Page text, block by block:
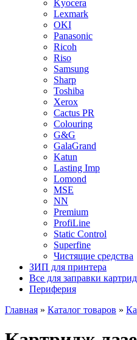
Kyocera
Lexmark
OKI
Panasonic
Ricoh
Riso
Samsung
Sharp
Toshiba
Xerox
Cactus PR
Colouring
G&G
GalaGrand
Katun
Lasting Imp
Lomond
MSE
NN
Premium
ProfiLine
Static Control
Superfine
Чистящие средства
ЗИП для принтера
Все для заправки
Периферия
Главная » Каталог товаров »